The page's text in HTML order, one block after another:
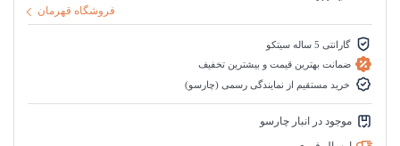
فروشگاه قهرمان
گارانتی 5 ساله سیتکو
ضمانت بهترین قیمت و بیشترین تخفیف
خرید مستقیم از نمایندگی رسمی (چارسو)
موجود در انبار چارسو